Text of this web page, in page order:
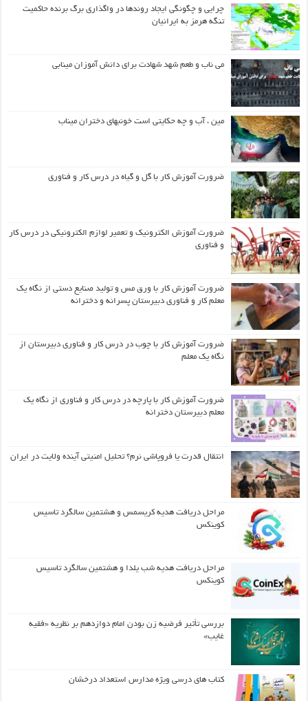
چرایی و چگونگی ایجاد روندها در واگذاری برگ برنده حاکمیت
تنگه هرمز به ایرانیان
می ناب و طعم شهد شهادت برای دانش آموزان مینابی
مین ، آب و چه حکایتی است خونبهای دختران میناب
ضرورت آموزش کار با گل و گیاه در درس کار و فناوری
ضرورت آموزش الکترونیک و تعمیر لوازم الکترونیکی در درس کار
و فناوری
ضرورت آموزش کار با ورق مس و تولید صنایع دستی از نگاه یک
معلم کار و فناوری دبیرستان پسرانه و دخترانه
ضرورت آموزش کار با چوب در درس کار و فناوری دبیرستان از
نگاه یک معلم
ضرورت آموزش کار با پارچه در درس کار و فناوری از نگاه یک
معلم دبیرستان دخترانه
انتقال قدرت یا فروپاشی نرم؟ تحلیل امنیتی آینده ولایت در ایران
مراحل دریافت هدیه کریسمس و هشتمین سالگرد تاسیس
کوینکس
مراحل دریافت هدیه شب یلدا و هشتمین سالگرد تاسیس
کوینکس
بررسی تأثیر فرضیه زن بودن امام دوازدهم بر نظریه «فقیه
غایب»
کتاب های درسی ویژه مدارس استعداد درخشان